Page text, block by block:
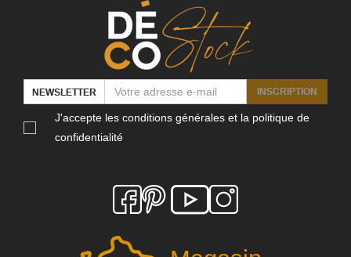
NEWSLETTER INSCRIPTION
J'accepte les conditions générales et la politique de
confidentialité